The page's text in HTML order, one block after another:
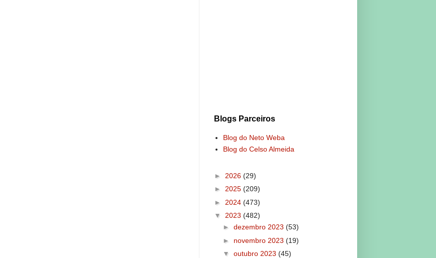
Blogs Parceiros
Blog do Neto Weba
Blog do Celso Almeida
► 2026 (29)
► 2025 (209)
► 2024 (473)
▼ 2023 (482)
► dezembro 2023 (53)
► novembro 2023 (19)
▼ outubro 2023 (45)